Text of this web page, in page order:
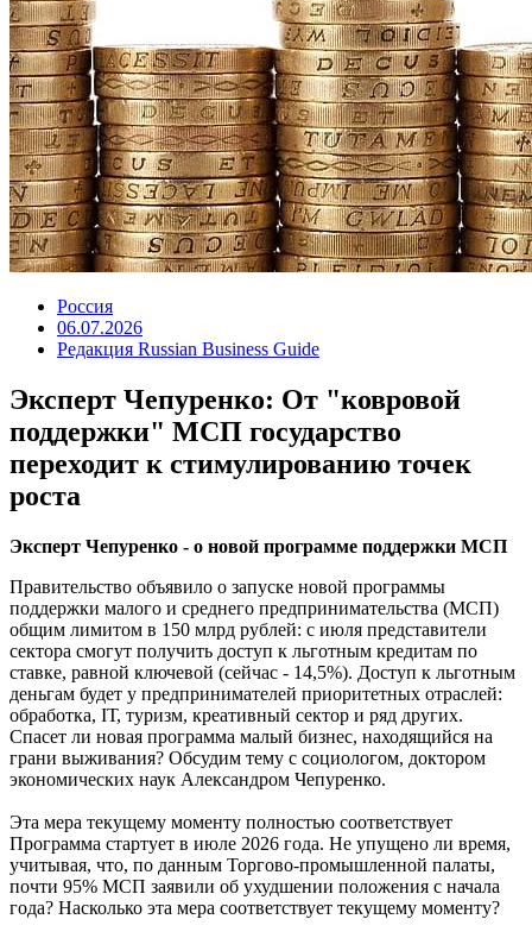
Россия
06.07.2026
Редакция Russian Business Guide
Эксперт Чепуренко: От "ковровой
поддержки" МСП государство
переходит к стимулированию точек
роста
Эксперт Чепуренко - о новой программе поддержки МСП
Правительство объявило о запуске новой программы
поддержки малого и среднего предпринимательства (МСП)
общим лимитом в 150 млрд рублей: с июля представители
сектора смогут получить доступ к льготным кредитам по
ставке, равной ключевой (сейчас - 14,5%). Доступ к льготным
деньгам будет у предпринимателей приоритетных отраслей:
обработка, IТ, туризм, креативный сектор и ряд других.
Спасет ли новая программа малый бизнес, находящийся на
грани выживания? Обсудим тему с социологом, доктором
экономических наук Александром Чепуренко.
Эта мера текущему моменту полностью соответствует
Программа стартует в июле 2026 года. Не упущено ли время,
учитывая, что, по данным Торгово-промышленной палаты,
почти 95% МСП заявили об ухудшении положения с начала
года? Насколько эта мера соответствует текущему моменту?